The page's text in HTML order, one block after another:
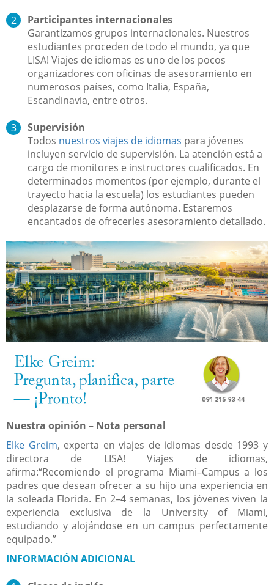
Participantes internacionales
Garantizamos grupos internacionales. Nuestros
estudiantes proceden de todo el mundo, ya que
LISA! Viajes de idiomas es uno de los pocos
organizadores con oficinas de asesoramiento en
numerosos países, como Italia, España,
Escandinavia, entre otros.
Supervisión
Todos nuestros viajes de idiomas para jóvenes
incluyen servicio de supervisión. La atención está a
cargo de monitores e instructores cualificados. En
determinados momentos (por ejemplo, durante el
trayecto hacia la escuela) los estudiantes pueden
desplazarse de forma autónoma. Estaremos
encantados de ofrecerles asesoramiento detallado.
Nuestra opinión – Nota personal
Elke Greim, experta en viajes de idiomas desde 1993 y
directora de LISA! Viajes de idiomas,
afirma:“Recomiendo el programa Miami–Campus a los
padres que desean ofrecer a su hijo una experiencia en
la soleada Florida. En 2–4 semanas, los jóvenes viven la
experiencia exclusiva de la University of Miami,
estudiando y alojándose en un campus perfectamente
equipado.”
INFORMACIÓN ADICIONAL